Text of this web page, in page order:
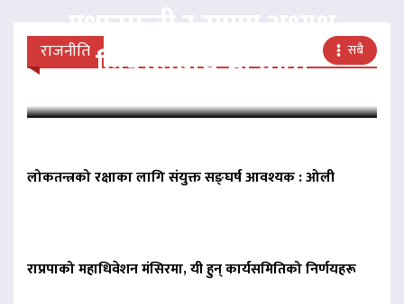
राजनीति सबै
प्रधानमन्त्री र राप्रपा अध्यक्ष
लिङदेनबीच भेटवार्ता
लोकतन्त्रको रक्षाका लागि संयुक्त सङ्घर्ष आवश्यक : ओली
राप्रपाको महाधिवेशन मंसिरमा, यी हुन् कार्यसमितिको निर्णयहरू